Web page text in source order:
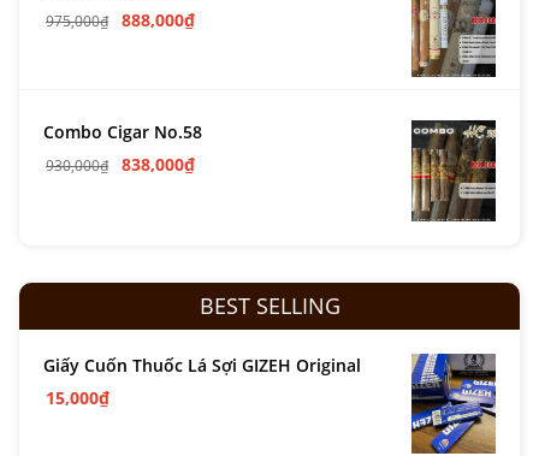
975,000₫ 888,000₫
Combo Cigar No.58
930,000₫ 838,000₫
BEST SELLING
Giấy Cuốn Thuốc Lá Sợi GIZEH Original
15,000₫